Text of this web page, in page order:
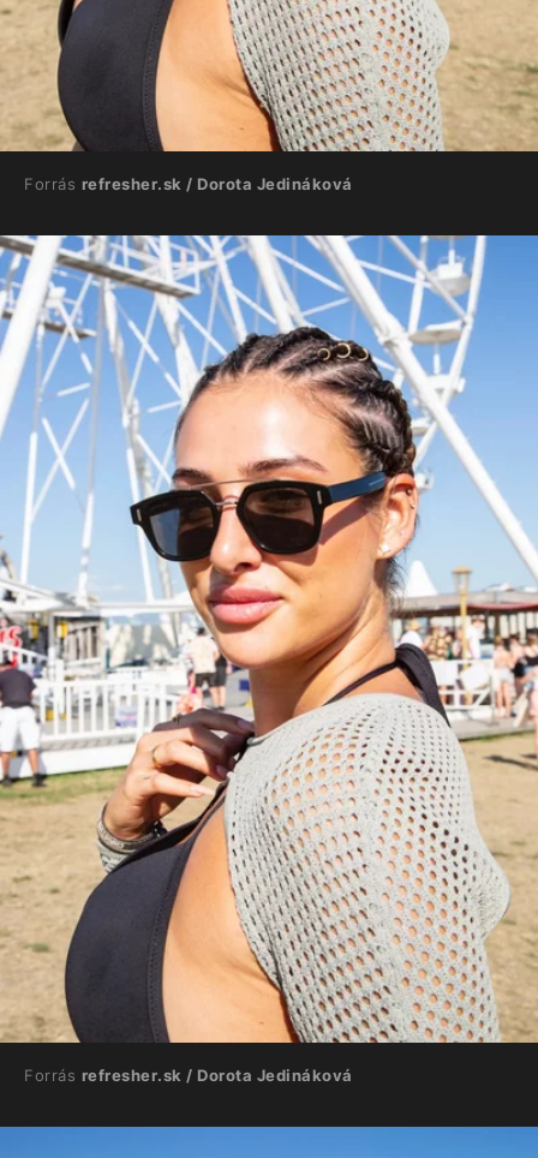
Forrás refresher.sk / Dorota Jedináková
Forrás refresher.sk / Dorota Jedináková